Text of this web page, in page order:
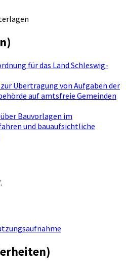
für das Land Schleswig-
Übertragung von Aufgaben der
auf amtsfreie Gemeinden
Bauvorlagen im
und bauaufsichtliche